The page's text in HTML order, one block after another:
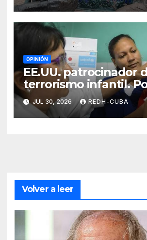
OPINIÓN
EE.UU. patrocinador
terrorismo infantil.
Ramón Pedregal
JUL 30, 2026 REDH-CUBA
Volver a leer